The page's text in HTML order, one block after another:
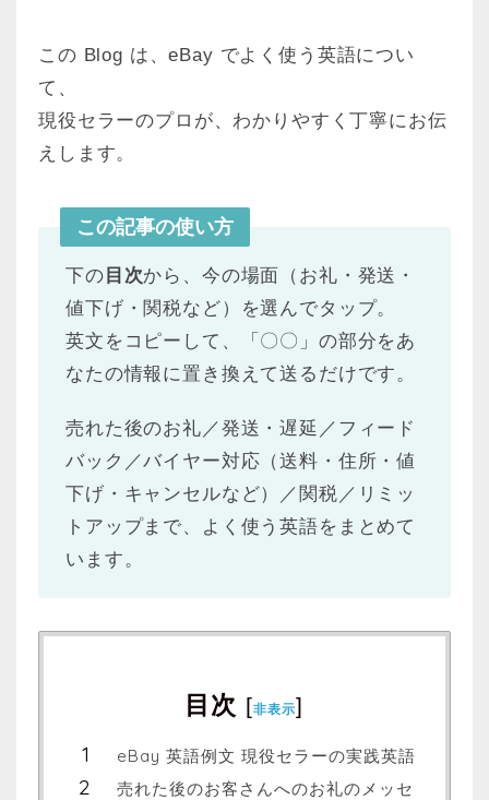
この Blog は、eBay でよく使う英語につい
て、
現役セラーのプロが、わかりやすく丁寧にお伝
えします。
この記事の使い方
下の 目次から、今の場面（お礼・発送・
値下げ・関税など）を選んでタップ。
英文をコピーして、「〇〇」の部分をあ
なたの情報に置き換えて送るだけです。
売れた後のお礼／発送・遅延／フィード
バック／バイヤー対応（送料・住所・値
下げ・キャンセルなど）／関税／リミッ
トアップまで、よく使う英語をまとめて
います。
目次 [非表示]
eBay 英語例文 現役セラーの実践英語
売れた後のお客さんへのお礼のメッセ